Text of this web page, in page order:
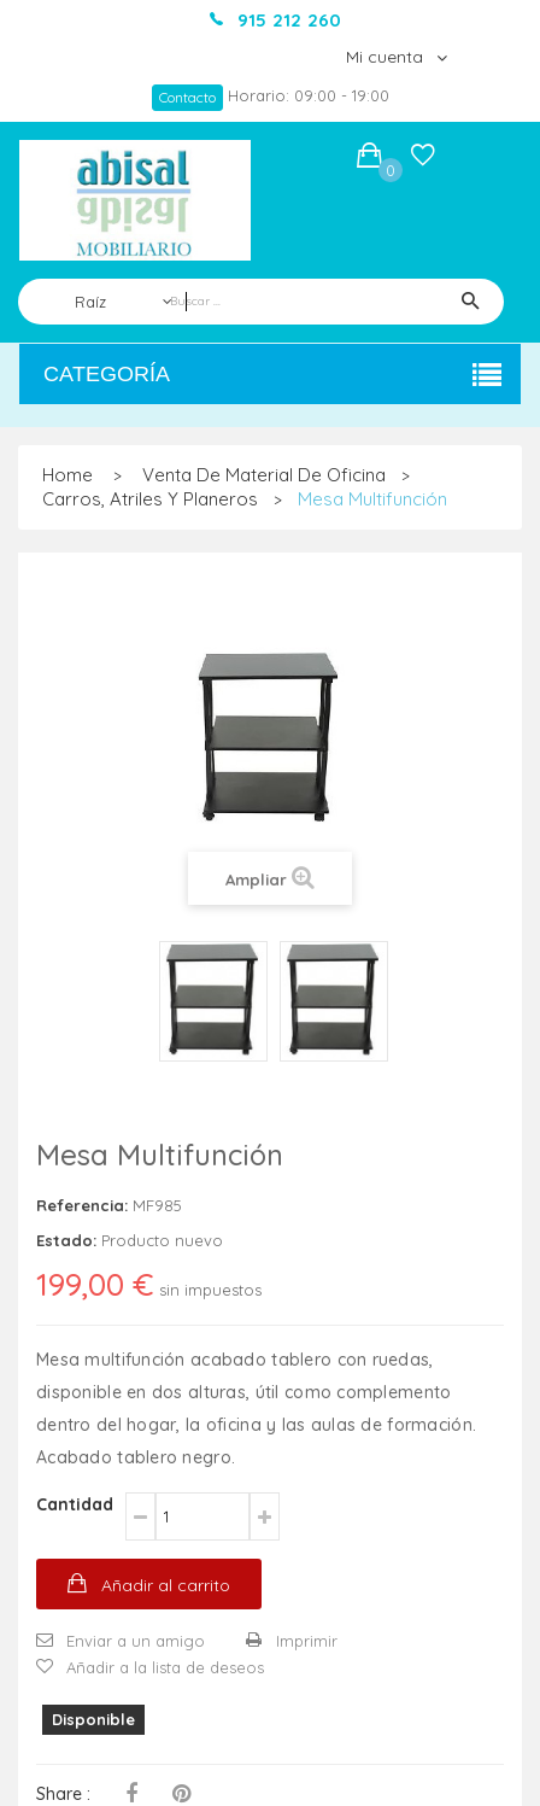
915 212 260
Mi cuenta
Contacto Horario: 09:00 - 19:00
Raíz
0
CATEGORÍA
Home > Venta De Material De Oficina >
Carros, Atriles Y Planeros > Mesa Multifunción
Ampliar
Mesa Multifunción
Referencia: MF985
Estado: Producto nuevo
199,00 € sin impuestos
Mesa multifunción acabado tablero con ruedas,
disponible en dos alturas, útil como complemento
dentro del hogar, la oficina y las aulas de formación.
Acabado tablero negro.
Cantidad
Añadir al carrito
Enviar a un amigo
Imprimir
Añadir a la lista de deseos
Disponible
Share :